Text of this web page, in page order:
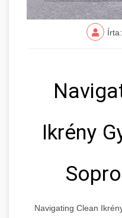
Ikrény
Navigating Clean